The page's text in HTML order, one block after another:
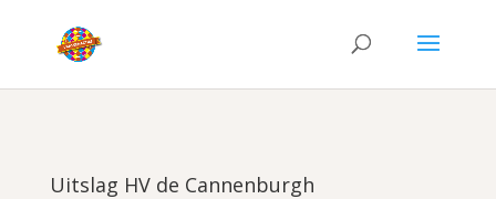
Uitslag HV de Cannenburgh